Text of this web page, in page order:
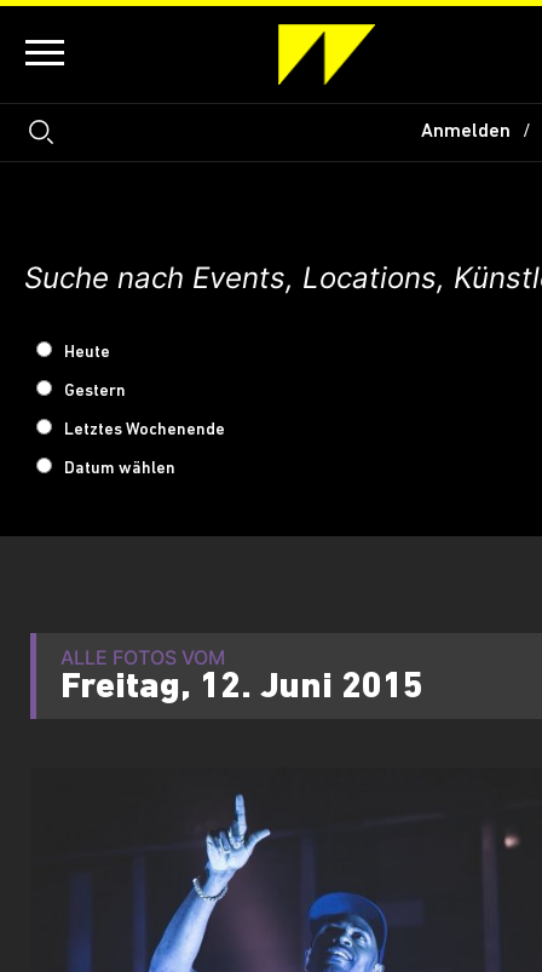
Anmelden
Heute
Gestern
Letztes Wochenende
Datum wählen
ALLE FOTOS VOM
Freitag, 12. Juni 2015